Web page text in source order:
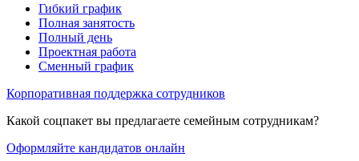
Гибкий график
Полная занятость
Полный день
Проектная работа
Сменный график
Корпоративная поддержка сотрудников
Какой соцпакет вы предлагаете семейным сотрудникам?
Оформляйте кандидатов онлайн